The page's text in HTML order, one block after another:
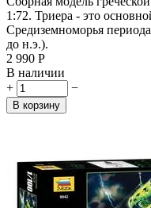
1:72. Триера - это
Средиземноморья
до н.э.).
2 990 Р
В наличии
+
−
В корзину